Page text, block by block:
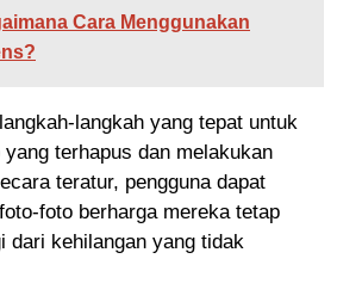
Cara Menggunakan
langkah yang tepat untuk
terhapus dan melakukan
teratur, pengguna dapat
foto berharga mereka tetap
dari kehilangan yang tidak